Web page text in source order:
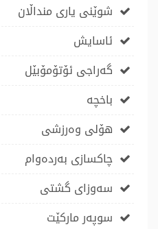
شوێنی یاری منداڵان
ئاسایش
گەراجی ئۆتۆمۆبێل
باخچە
هۆلی وەرزشی
چاكسازی بەردەوام
سەوزای گشتی
سوپەر مارکێت